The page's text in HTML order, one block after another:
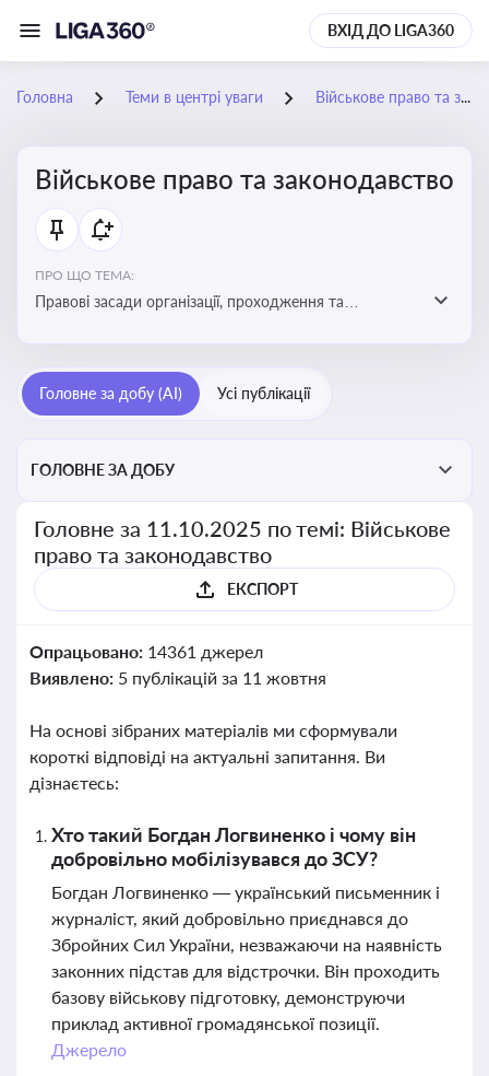
ВХІД ДО LIGA360
Головна Теми в центрі уваги Військове право та законодавство
Військове право та законодавство
ПРО ЩО ТЕМА:
Правові засади організації, проходження та
військовослужбовців у воєнний час
Головне за добу (AI) Усі публікації
ГОЛОВНЕ ЗА ДОБУ
Головне за 11.10.2025 по темі: Військове
право та законодавство
ЕКСПОРТ
Опрацьовано: 14361 джерел
Виявлено: 5 публікацій за 11 жовтня
На основі зібраних матеріалів ми сформували
короткі відповіді на актуальні запитання. Ви
дізнаєтесь:
Хто такий Богдан Логвиненко і чому він
добровільно мобілізувався до ЗСУ?
Богдан Логвиненко — український письменник і
журналіст, який добровільно приєднався до
Збройних Сил України, незважаючи на наявність
законних підстав для відстрочки. Він проходить
базову військову підготовку, демонструючи
приклад активної громадянської позиції.
Джерело